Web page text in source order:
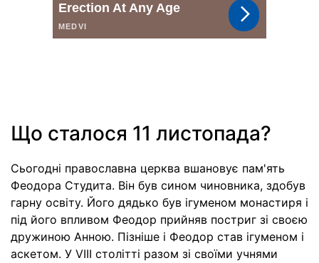
Що сталося 11 листопада?
Сьогодні православна церква вшановує пам'ять
Феодора Студита. Він був сином чиновника, здобув
гарну освіту. Його дядько був ігуменом монастиря і
під його впливом Феодор прийняв постриг зі своєю
дружиною Анною. Пізніше і Феодор став ігуменом і
аскетом. У VIII столітті разом зі своїми учнями